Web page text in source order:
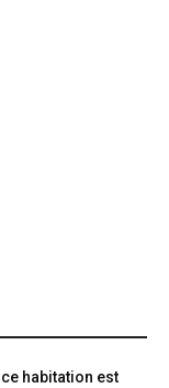
habitation est